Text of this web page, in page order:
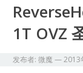
1T OVZ
发布者:微魔—2013